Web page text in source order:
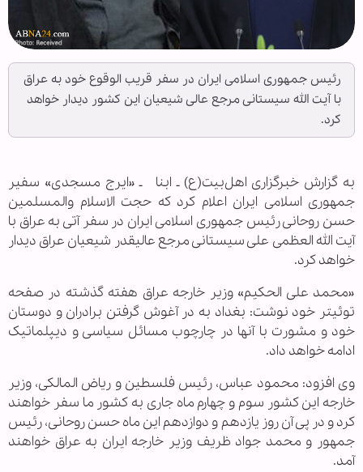
رئیس جمهوری اسلامی ایران در سفر قریب الوقوع خود به عراق
با آیت الله سیستانی مرجع عالی شیعیان این کشور دیدار خواهد
کرد.
به گزارش خبرگزاری اهل‌بیت(ع) ـ ابنا ـ «ایرج مسجدی» سفیر
جمهوری اسلامی ایران اعلام کرد که حجت الاسلام والمسلمین
حسن روحانی رئیس جمهوری اسلامی ایران در سفر آتی به عراق با
آیت الله العظمی علی سیستانی مرجع عالیقدر شیعیان عراق دیدار
خواهد کرد.
«محمد علی الحکیم» وزیر خارجه عراق هفته گذشته در صفحه
توئیتر خود نوشت: بغداد به در آغوش گرفتن برادران و دوستان
خود و مشورت با آنها در چارچوب مسائل سیاسی و دیپلماتیک
ادامه خواهد داد.
وی افزود: محمود عباس، رئیس فلسطین و ریاض المالکی، وزیر
خارجه این کشور سوم و چهارم ماه جاری به کشور ما سفر خواهند
کرد و در پی آن روز یازدهم و دوازدهم این ماه حسن روحانی، رئیس
جمهور و محمد جواد ظریف وزیر خارجه ایران به عراق خواهند
آمد.